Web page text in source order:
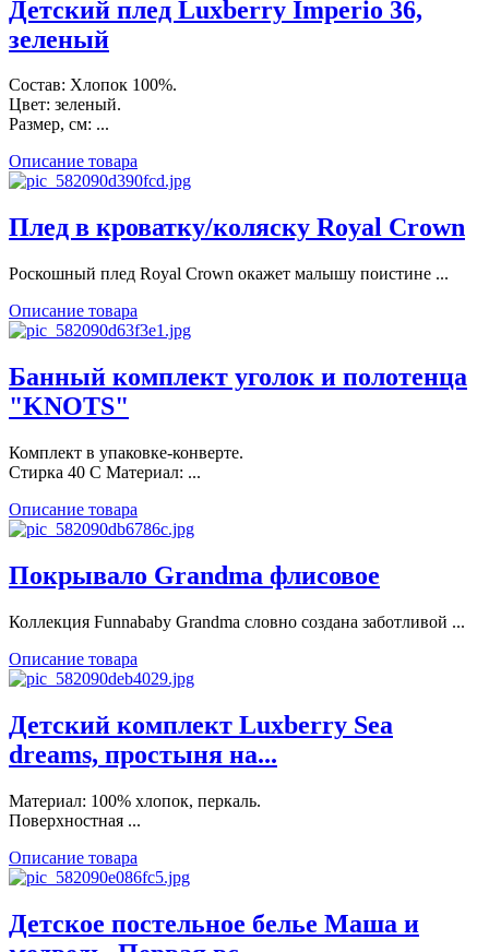
Детский плед Luxberry Imperio 36,
зеленый
Состав: Хлопок 100%.
Цвет: зеленый.
Размер, см: ...
Описание товара
Плед в кроватку/коляску Royal Crown
Роскошный плед Royal Crown окажет малышу поистине ...
Описание товара
Банный комплект уголок и полотенца
"KNOTS"
Комплект в упаковке-конверте.
Стирка 40 С Материал: ...
Описание товара
Покрывало Grandma флисовое
Коллекция Funnababy Grandma словно создана заботливой ...
Описание товара
Детский комплект Luxberry Sea
dreams, простыня на...
Материал: 100% хлопок, перкаль.
Поверхностная ...
Описание товара
Детское постельное белье Маша и